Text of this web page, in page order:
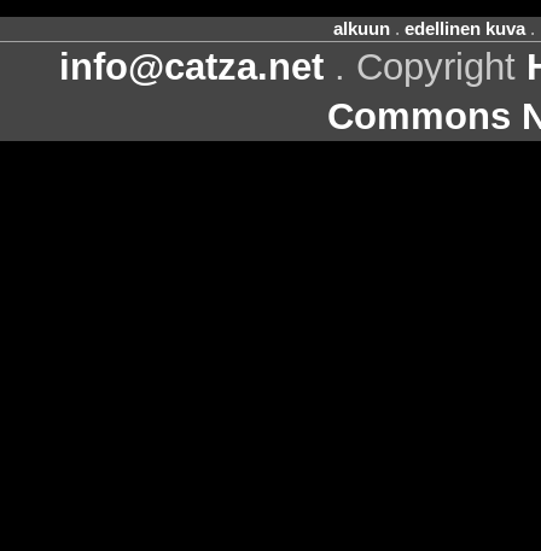
alkuun. edellinen kuva.
info@catza.net . Copyright
Commons